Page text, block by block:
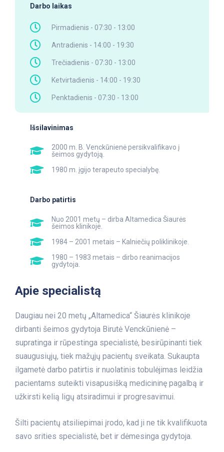
Darbo laikas
Pirmadienis - 07:30 - 13:00
Antradienis - 14:00 - 19:30
Trečiadienis - 07:30 - 13:00
Ketvirtadienis - 14:00 - 19:30
Penktadienis - 07:30 - 13:00
Išsilavinimas
2000 m. B. Venckūnienė persikvalifikavo į
šeimos gydytoją.
1980 m. įgijo terapeuto specialybę.
Darbo patirtis
Nuo 2001 metų – dirba Altamedica Šiaurės
šeimos klinikoje.
1984 – 2001 metais – Kalniečių poliklinikoje.
1980 – 1983 metais – dirbo reanimacijos
gydytoja.
Apie specialistą
Daugiau nei 20 metų „Altamedica“ Šiaurės klinikoje
dirbanti šeimos gydytoja Birutė Venckūnienė –
supratinga ir rūpestinga specialistė, besirūpinanti tiek
suaugusiųjų, tiek mažųjų pacientų sveikata. Sukaupta
ilgametė darbo patirtis ir nuolatinis tobulėjimas leidžia
pacientams suteikti visapusišką medicininę pagalbą ir
užkirsti kelią ligų atsiradimui ir progresavimui.
Šilti pacientų atsiliepimai įrodo, kad ji ne tik kvalifikuota
savo srities specialistė, bet ir dėmesinga gydytoja.